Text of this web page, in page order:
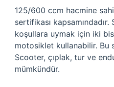
125/600 ccm hacmine
sertifikası
koşullara uymak için iki
motosiklet kullanabilir. Bu
Scooter, çıplak, tur ve
mümkündür.